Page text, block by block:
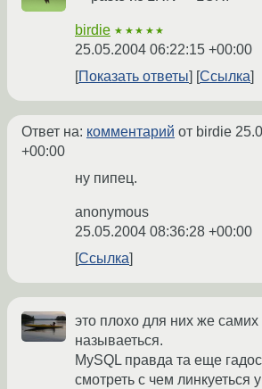
birdie ★★★★★
25.05.2004 06:22:15 +00:00
Показать ответы
Ссылка
Ответ на: комментарий от birdie
+00:00
ну пипец.
anonymous
25.05.2004 08:36:28 +00:00
Ссылка
это плохо для них же самих
называеться.
MySQL правда та еще
смотреть с чем линкуеться